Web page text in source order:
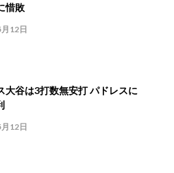
惜敗
12日
大谷は3打数無安打 パドレスに
12日